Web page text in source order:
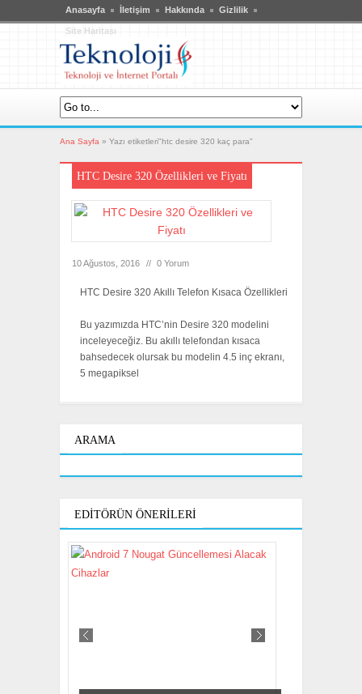
Anasayfa İletişim Hakkında Gizlilik
Site Haritası
Ana Sayfa » Yazı etiketleri"htc desire 320 kaç para"
HTC Desire 320 Özellikleri ve Fiyatı
10 Ağustos, 2016 // 0 Yorum
HTC Desire 320 Akıllı Telefon Kısaca Özellikleri
Bu yazımızda HTC’nin Desire 320 modelini
inceleyeceğiz. Bu akıllı telefondan kısaca
bahsedecek olursak bu modelin 4.5 inç ekranı,
5 megapiksel
ARAMA
EDITÖRÜN ÖNERILERI